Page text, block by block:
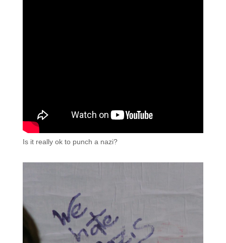
Is it really ok to punch a nazi?